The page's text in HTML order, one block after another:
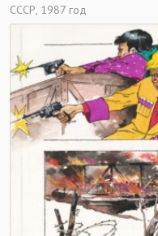
СССР, 1987 год